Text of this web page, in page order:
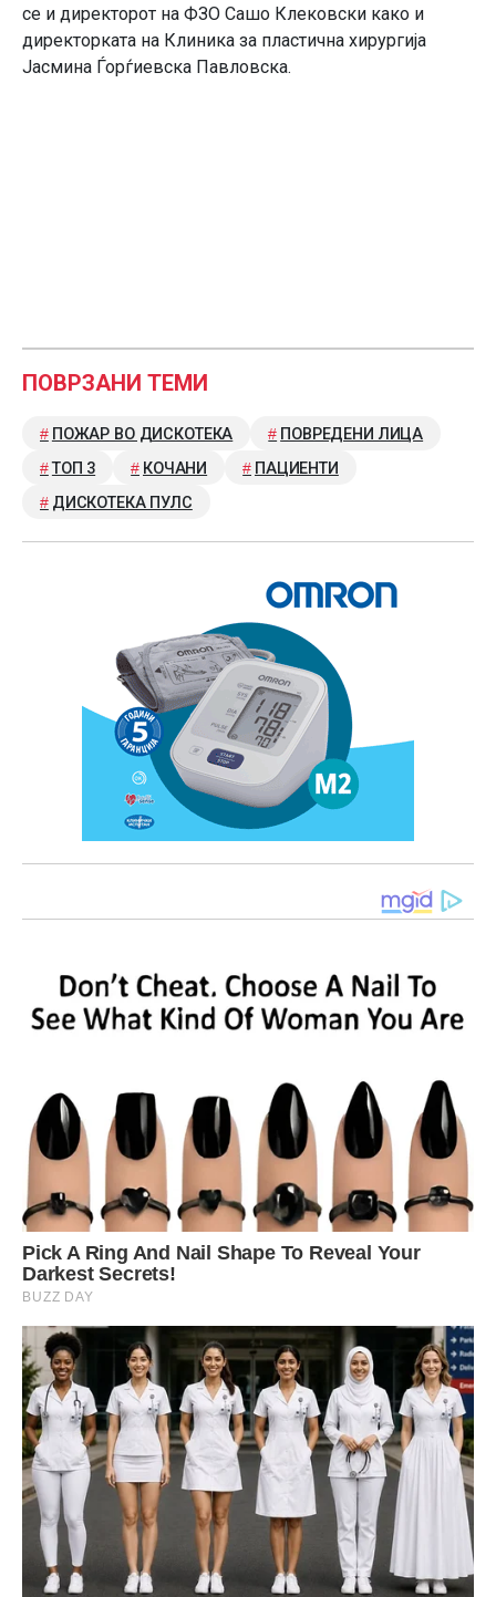
се и директорот на ФЗО Сашо Клековски како и
директорката на Клиника за пластична хирургија
Јасмина Ѓорѓиевска Павловска.
ПОВРЗАНИ ТЕМИ
ПОЖАР ВО ДИСКОТЕКА
ПОВРЕДЕНИ ЛИЦА
ТОП 3
КОЧАНИ
ПАЦИЕНТИ
ДИСКОТЕКА ПУЛС